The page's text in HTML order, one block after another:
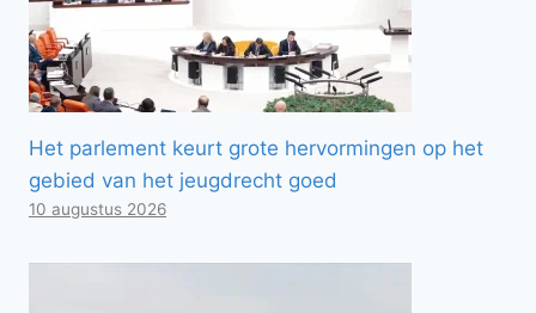
Het parlement keurt grote hervormingen op het
gebied van het jeugdrecht goed
10 augustus 2026